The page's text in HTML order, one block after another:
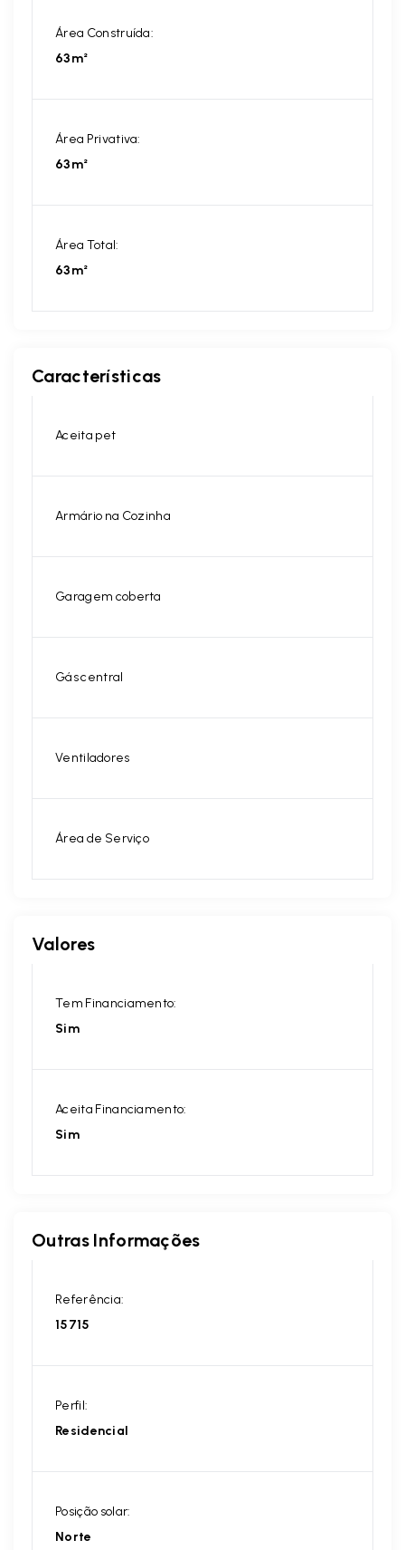
Área Construída:
63m²
Área Privativa:
63m²
Área Total:
63m²
Características
Aceita pet
Armário na Cozinha
Garagem coberta
Gás central
Ventiladores
Área de Serviço
Valores
Tem Financiamento:
Sim
Aceita Financiamento:
Sim
Outras Informações
Referência:
15715
Perfil:
Residencial
Posição solar:
Norte